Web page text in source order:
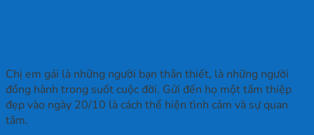
Chị em gái là những người bạn thân thiết, là những người
đồng hành trong suốt cuộc đời. Gửi đến họ một tấm thiệp
đẹp vào ngày 20/10 là cách thể hiện tình cảm và sự quan
tâm.